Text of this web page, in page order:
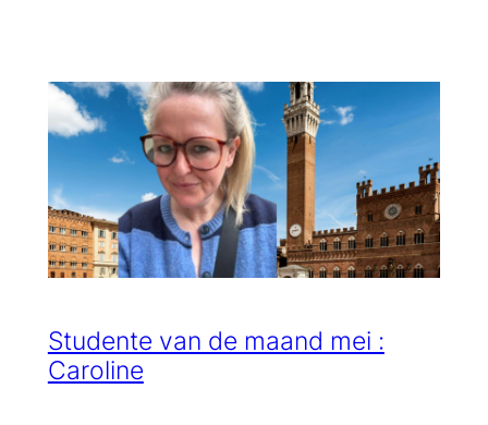
Studente van de maand mei :
Caroline